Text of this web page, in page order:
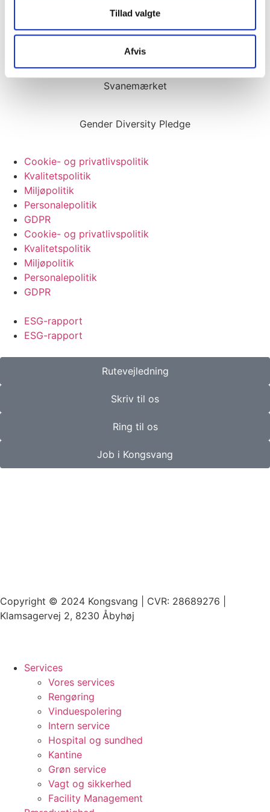
Tillad valgte
Afvis
AAA kreditvurdering
Eliteleverandør til det offentlige
Svanemærket
Gender Diversity Pledge
Cookie- og privatlivspolitik
Kvalitetspolitik
Miljøpolitik
Personalepolitik
GDPR
Cookie- og privatlivspolitik
Kvalitetspolitik
Miljøpolitik
Personalepolitik
GDPR
ESG-rapport
ESG-rapport
Rutevejledning
Skriv til os
Ring til os
Job i Kongsvang
Copyright © 2024 Kongsvang | CVR: 28689276 |
Klamsagervej 2, 8230 Åbyhøj
Services
Vores services
Rengøring
Vinduespolering
Intern service
Hospital og sundhed
Kantine
Grøn service
Vagt og sikkerhed
Facility Management